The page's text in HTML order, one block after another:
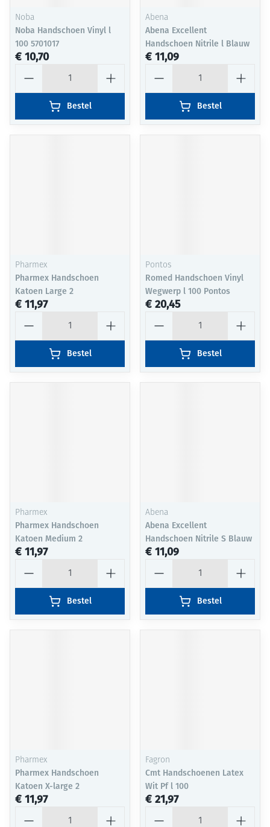
Noba
Noba Handschoen Vinyl l
100 5701017
€ 10,70
Bestel
Abena
Abena Excellent
Handschoen Nitrile l Blauw
€ 11,09
Bestel
Pharmex
Pharmex Handschoen
Katoen Large 2
€ 11,97
Bestel
Pontos
Romed Handschoen Vinyl
Wegwerp l 100 Pontos
€ 20,45
Bestel
Pharmex
Pharmex Handschoen
Katoen Medium 2
€ 11,97
Bestel
Abena
Abena Excellent
Handschoen Nitrile S Blauw
€ 11,09
Bestel
Pharmex
Pharmex Handschoen
Katoen X-large 2
€ 11,97
Fagron
Cmt Handschoenen Latex
Wit Pf l 100
€ 21,97